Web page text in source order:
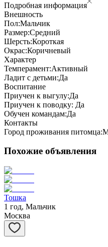
Подробная информация
Внешность
Пол:Мальчик
Размер:Средний
Шерсть:Короткая
Окрас:Коричневый
Характер
Темперамент:Активный
Ладит с детьми:Да
Воспитание
Приучен к выгулу:Да
Приучен к поводку: Да
Обучен командам:Да
Контакты
Город проживания питомца:
Похожие объявления
Тошка
1 год, Мальчик
Москва